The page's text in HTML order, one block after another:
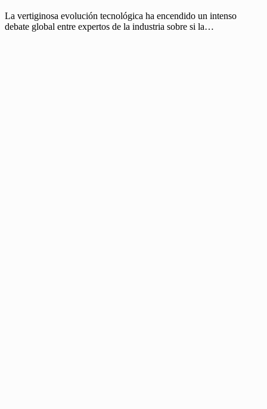
La vertiginosa evolución tecnológica ha encendido un intenso
debate global entre expertos de la industria sobre si la…